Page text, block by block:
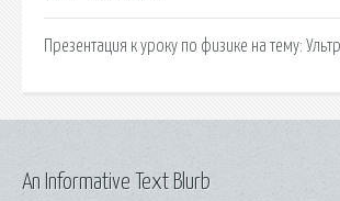
Презентация к уроку по физике на тему:
An Informative Text Blurb